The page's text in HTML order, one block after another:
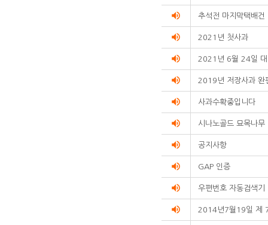
volume_up 추석전 마지막택배건
volume_up 2021년 첫사과
volume_up 2021년 6월 24일 대
volume_up 2019년 저장사과 완
volume_up 사과수확중입니다
volume_up 시나노골드 묘목나무
volume_up 공지사항
volume_up GAP 인증
volume_up 우편번호 자동검
volume_up 2014년7월19일 제